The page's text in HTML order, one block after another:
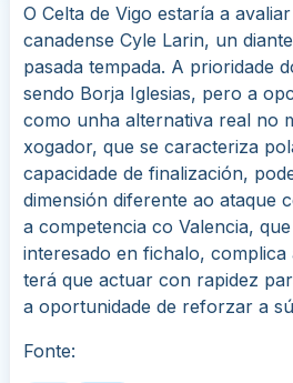
O Celta de Vigo estaría a
canadense Cyle Larin, un
pasada tempada. A prioridade
sendo Borja Iglesias, pero a
como unha alternativa real no
xogador, que se caracteriza
capacidade de finalización,
dimensión diferente ao ataque
a competencia co Valencia,
interesado en fichalo, complica
terá que actuar con rapidez
a oportunidade de reforzar a
Fonte: